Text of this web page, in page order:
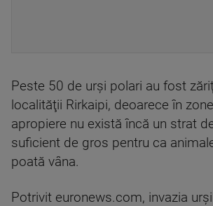
Peste 50 de urşi polari au fost
localităţii Rirkaipi, deoarece în
apropiere nu există încă un strat
suficient de gros pentru ca
poată vâna.
Potrivit euronews.com, invazia